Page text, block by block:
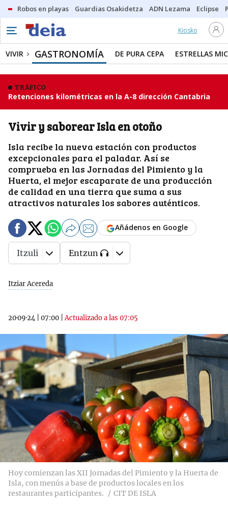
Robos en playas Guardias Osakidetza ADN Lezama Eclipse
Kiosko
VIVIR GASTRONOMÍA DE PURA CEPA ESTRELLAS
TRÁFICO
Retenciones kilométricas en la A-8 dirección Cantabria
Vivir y saborear Isla en otoño
Isla recibe la nueva estación con productos
excepcionales para el paladar. Así se
comprueba en las Jornadas del Pimiento y la
Huerta, el mejor escaparate de una producción
de calidad en una tierra que suma a sus
atractivos naturales los sabores auténticos.
Itziar Acereda
20·09·24 07:00 |Actualizado a las 07:05
Añádenos en Google
Itzuli Entzun
Hoy comienzan las XII Jornadas del Pimiento y la Huerta de
Isla, con menús a base de productos locales en los
restaurantes participantes.
CIT DE ISLA